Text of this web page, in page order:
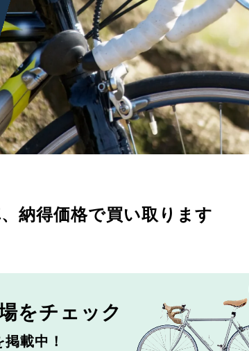
納得価格で買い取ります
をチェック
載中！